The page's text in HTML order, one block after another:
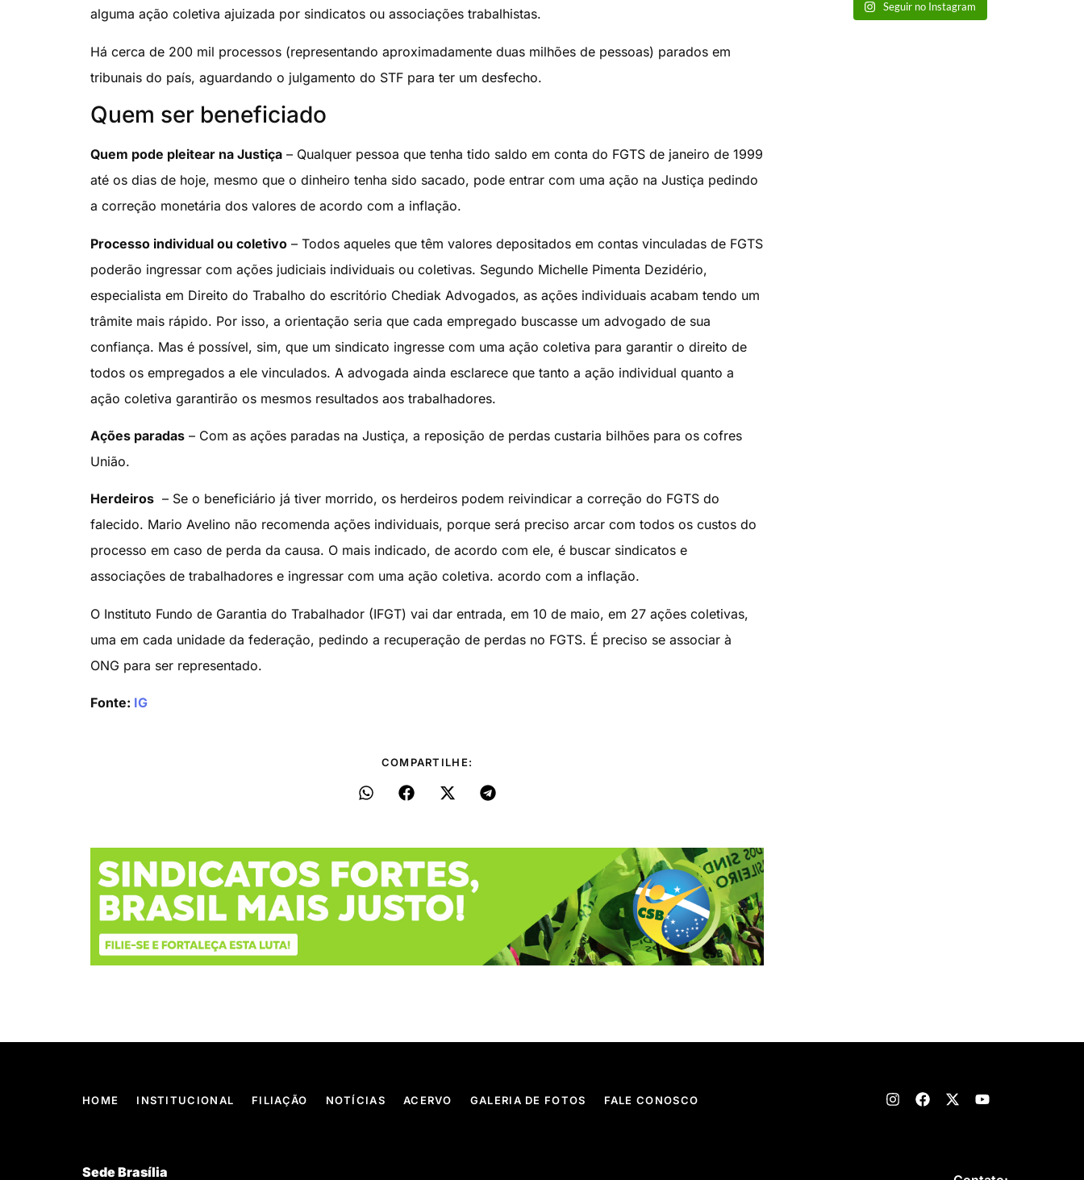
alguma ação coletiva ajuizada por sindicatos ou associações trabalhistas.
Há cerca de 200 mil processos (representando aproximadamente duas milhões de pessoas) parados em
tribunais do país, aguardando o julgamento do STF para ter um desfecho.
Quem ser beneficiado
Quem pode pleitear na Justiça – Qualquer pessoa que tenha tido saldo em conta do FGTS de janeiro de 1999
até os dias de hoje, mesmo que o dinheiro tenha sido sacado, pode entrar com uma ação na Justiça pedindo
a correção monetária dos valores de acordo com a inflação.
Processo individual ou coletivo – Todos aqueles que têm valores depositados em contas vinculadas de FGTS
poderão ingressar com ações judiciais individuais ou coletivas. Segundo Michelle Pimenta Dezidério,
especialista em Direito do Trabalho do escritório Chediak Advogados, as ações individuais acabam tendo um
trâmite mais rápido. Por isso, a orientação seria que cada empregado buscasse um advogado de sua
confiança. Mas é possível, sim, que um sindicato ingresse com uma ação coletiva para garantir o direito de
todos os empregados a ele vinculados. A advogada ainda esclarece que tanto a ação individual quanto a
ação coletiva garantirão os mesmos resultados aos trabalhadores.
Ações paradas – Com as ações paradas na Justiça, a reposição de perdas custaria bilhões para os cofres
União.
Herdeiros – Se o beneficiário já tiver morrido, os herdeiros podem reivindicar a correção do FGTS do
falecido. Mario Avelino não recomenda ações individuais, porque será preciso arcar com todos os custos do
processo em caso de perda da causa. O mais indicado, de acordo com ele, é buscar sindicatos e
associações de trabalhadores e ingressar com uma ação coletiva. acordo com a inflação.
O Instituto Fundo de Garantia do Trabalhador (IFGT) vai dar entrada, em 10 de maio, em 27 ações coletivas,
uma em cada unidade da federação, pedindo a recuperação de perdas no FGTS. É preciso se associar à
ONG para ser representado.
Fonte: IG
COMPARTILHE:
Seguir no Instagram
HOME INSTITUCIONAL FILIAÇÃO NOTÍCIAS ACERVO GALERIA DE FOTOS FALE CONOSCO
Sede Brasília